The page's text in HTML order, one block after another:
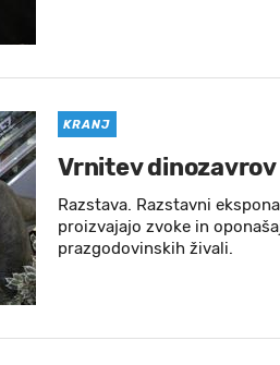
KRANJ
Vrnitev dinozavrov
Razstava. Razstavni
proizvajajo zvoke in
prazgodovinskih živali.